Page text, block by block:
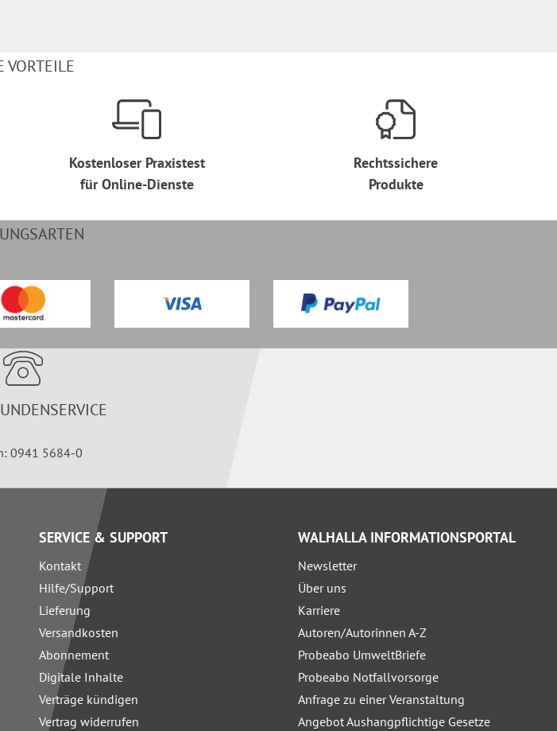
VORTEILE
Kostenloser Praxistest
für Online-Dienste
Rechtssichere
Produkte
0941 5684-0
SERVICE & SUPPORT
Kontakt
Hilfe/Support
Lieferung
Versandkosten
Abonnement
Digitale Inhalte
Verträge kündigen
Vertrag widerrufen
WALHALLA INFORMATIONSPORTAL
Newsletter
Über uns
Karriere
Autoren/Autorinnen A-Z
Probeabo UmweltBriefe
Probeabo Notfallvorsorge
Anfrage zu einer Veranstaltung
Angebot Aushangpflichtige Gesetze